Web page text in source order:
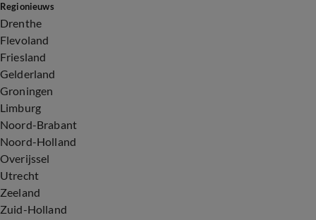
Regionieuws
Drenthe
Flevoland
Friesland
Gelderland
Groningen
Limburg
Noord-Brabant
Noord-Holland
Overijssel
Utrecht
Zeeland
Zuid-Holland